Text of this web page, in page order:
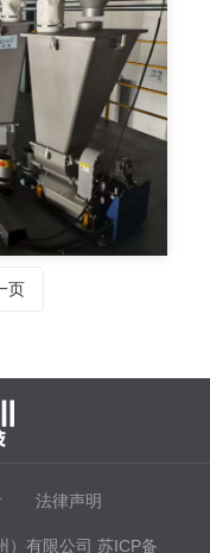
页
法律声明
）有限公司苏ICP备